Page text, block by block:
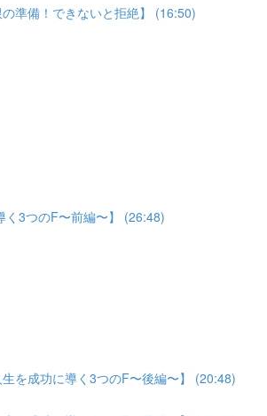
準備！できないと拒絶】 (16:50)
く3つのF〜前編〜】 (26:48)
を成功に導く3つのF〜後編〜】 (20:48)